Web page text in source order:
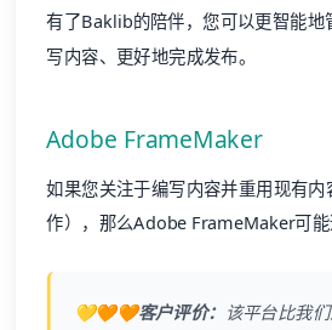
有了Baklib的陪伴，您可以更智能地
写内容、更好地完成发布。
Adobe FrameMaker
如果您关注于编写内容并重用现有内
作），那么Adobe FrameMaker可能
💛🧡🧡客户评价： 该平台比我